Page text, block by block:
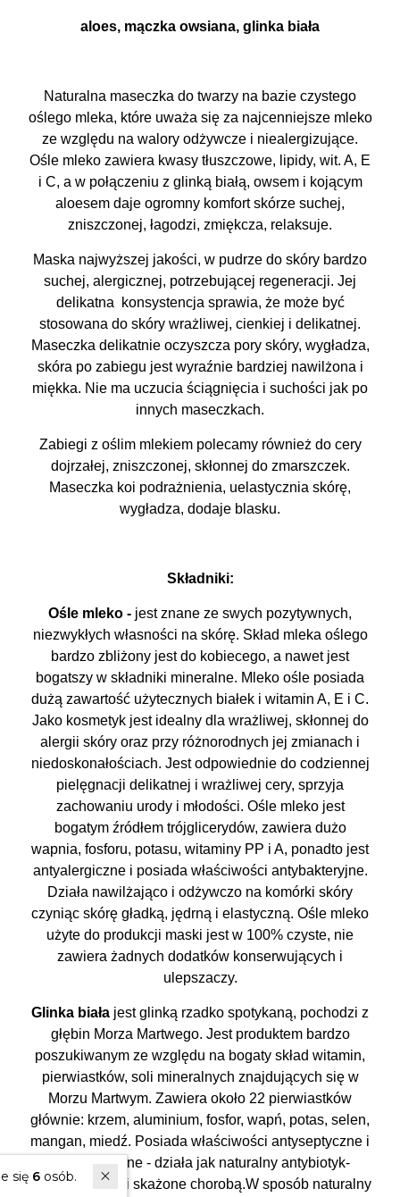
aloes, mączka owsiana, glinka biała
Naturalna maseczka do twarzy na bazie czystego
oślego mleka, które uważa się za najcenniejsze mleko
ze względu na walory odżywcze i niealergizujące.
Ośle mleko zawiera kwasy tłuszczowe, lipidy, wit. A, E
i C, a w połączeniu z glinką białą, owsem i kojącym
aloesem daje ogromny komfort skórze suchej,
zniszczonej, łagodzi, zmiękcza, relaksuje.
Maska najwyższej jakości, w pudrze do skóry bardzo
suchej, alergicznej, potrzebującej regeneracji. Jej
delikatna konsystencja sprawia, że może być
stosowana do skóry wrażliwej, cienkiej i delikatnej.
Maseczka delikatnie oczyszcza pory skóry, wygładza,
skóra po zabiegu jest wyraźnie bardziej nawilżona i
miękka. Nie ma uczucia ściągnięcia i suchości jak po
innych maseczkach.
Zabiegi z oślim mlekiem polecamy również do cery
dojrzałej, zniszczonej, skłonnej do zmarszczek.
Maseczka koi podrażnienia, uelastycznia skórę,
wygładza, dodaje blasku.
Składniki:
Ośle mleko - jest znane ze swych pozytywnych,
niezwykłych własności na skórę. Skład mleka oślego
bardzo zbliżony jest do kobiecego, a nawet jest
bogatszy w składniki mineralne. Mleko ośle posiada
dużą zawartość użytecznych białek i witamin A, E i C.
Jako kosmetyk jest idealny dla wrażliwej, skłonnej do
alergii skóry oraz przy różnorodnych jej zmianach i
niedoskonałościach. Jest odpowiednie do codziennej
pielęgnacji delikatnej i wrażliwej cery, sprzyja
zachowaniu urody i młodości. Ośle mleko jest
bogatym źródłem trójglicerydów, zawiera dużo
wapnia, fosforu, potasu, witaminy PP i A, ponadto jest
antyalergiczne i posiada właściwości antybakteryjne.
Działa nawilżająco i odżywczo na komórki skóry
czyniąc skórę gładką, jędrną i elastyczną. Ośle mleko
użyte do produkcji maski jest w 100% czyste, nie
zawiera żadnych dodatków konserwujących i
ulepszaczy.
Glinka biała jest glinką rzadko spotykaną, pochodzi z
głębin Morza Martwego. Jest produktem bardzo
poszukiwanym ze względu na bogaty skład witamin,
pierwiastków, soli mineralnych znajdujących się w
Morzu Martwym. Zawiera około 22 pierwiastków
głównie: krzem, aluminium, fosfor, wapń, potas, selen,
mangan, miedź. Posiada właściwości antyseptyczne i
antybakteryjne - działa jak naturalny antybiotyk-
niszczy komórki skażone chorobą.W sposób naturalny
W ostatnich 7 dniach produktem interesuje się osób.